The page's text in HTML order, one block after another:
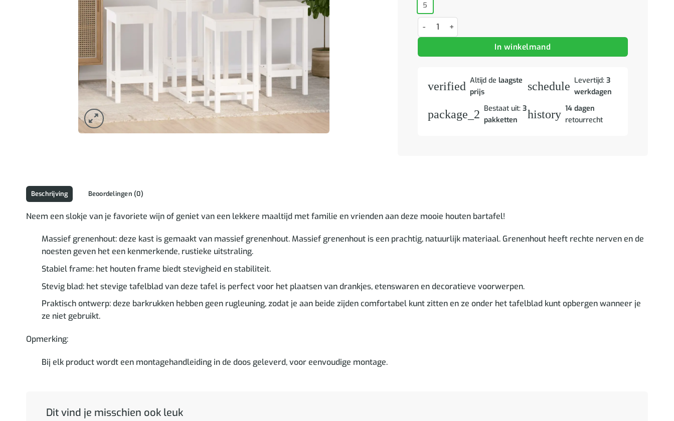
5
5-delige Barset massief grenenhout wit aantal
In winkelmand
verified Altijd de laagste
prijs
schedule Levertijd:3
werkdagen
package_2 Bestaat uit: 3
pakketten
history 14 dagen
retourrecht
Beschrijving Beoordelingen (0)
Neem een slokje van je favoriete wijn of geniet van een lekkere maaltijd met familie en vrienden aan deze mooie houten bartafel!
Massief grenenhout: deze kast is gemaakt van massief grenenhout. Massief grenenhout is een prachtig, natuurlijk materiaal. Grenenhout heeft rechte nerven en de
noesten geven het een kenmerkende, rustieke uitstraling.
Stabiel frame: het houten frame biedt stevigheid en stabiliteit.
Stevig blad: het stevige tafelblad van deze tafel is perfect voor het plaatsen van drankjes, etenswaren en decoratieve voorwerpen.
Praktisch ontwerp: deze barkrukken hebben geen rugleuning, zodat je aan beide zijden comfortabel kunt zitten en ze onder het tafelblad kunt opbergen wanneer je
ze niet gebruikt.
Opmerking:
Bij elk product wordt een montagehandleiding in de doos geleverd, voor eenvoudige montage.
Dit vind je misschien ook leuk